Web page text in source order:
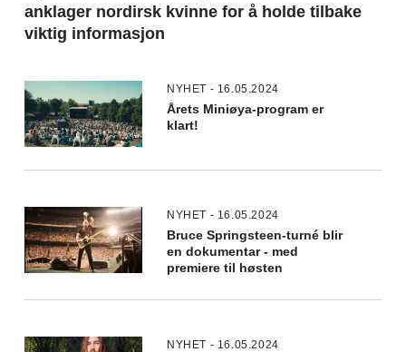
anklager nordirsk kvinne for å holde tilbake
viktig informasjon
NYHET - 16.05.2024
Årets Miniøya-program er
klart!
NYHET - 16.05.2024
Bruce Springsteen-turné blir
en dokumentar - med
premiere til høsten
NYHET - 16.05.2024